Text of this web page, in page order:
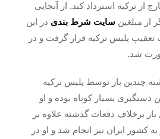
از ترکیه استرداد کند. از آنجایی
از مبلغین سایت‌ شرط بندی در این
پلیس ترکیه قرار گرفت و در
شد.
چندین بار توسط پلیس ترکیه
بسیار کوتاه بوده و او
برخلاف دفعات گذشته علاوه بر
کشور ایران نیز انجام شد و او در